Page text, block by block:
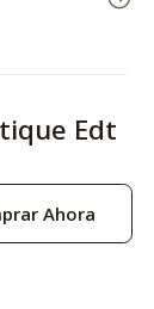
Edt
Ahora